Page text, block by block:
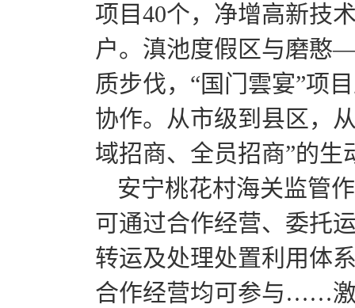
项目40个，净增高新技
户。滇池度假区与磨憨
质步伐，“国门雲宴”项
协作。从市级到县区，
域招商、全员招商”的生
安宁桃花村海关监管
可通过合作经营、委托
转运及处理处置利用体
合作经营均可参与……激